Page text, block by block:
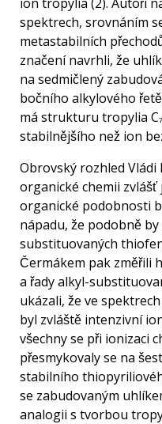
spektrech, srovnáním
metastabilních
značení navrhli, že
na sedmičlený
bočního alkylového
má strukturu tropylia
stabilnějšího než ion
Obrovský rozhled Vládi
organické chemii
organické podobnosti
nápadu, že podobně
substituovaných
Čermákem pak změřili
a řady alkyl-
ukázali, že ve
byl zvláště intenzivní
všechny se při ionizaci
přesmykovaly se na
stabilního
se zabudovaným
analogii s tvorbou